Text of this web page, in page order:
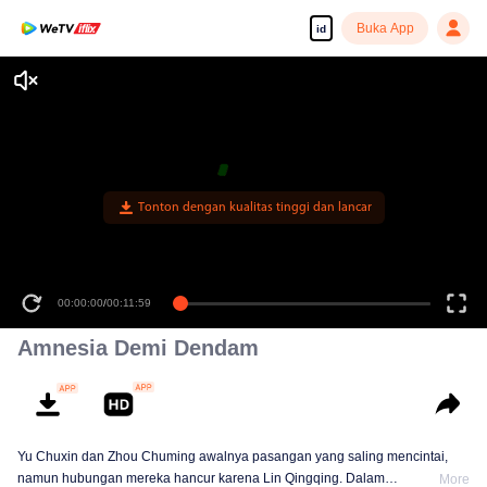
id Buka App
Tonton dengan kualitas tinggi dan lancar
00:00:00/00:11:59
Amnesia Demi Dendam
Yu Chuxin dan Zhou Chuming awalnya pasangan yang saling mencintai,
namun hubungan mereka hancur karena Lin Qingqing. Dalam
More